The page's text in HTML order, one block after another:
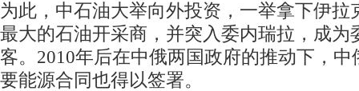
为此，中石油大举向外投资，一举拿下伊拉
最大的石油开采商，并突入委内瑞拉，成为
客。2010年后在中俄两国政府的推动下，
要能源合同也得以签署。